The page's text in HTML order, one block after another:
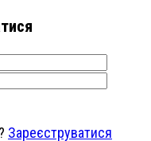
Зареєструватися